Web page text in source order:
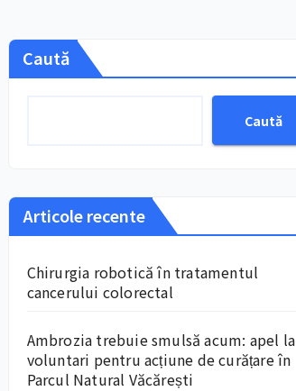
Caută
Caută
Articole recente
Chirurgia robotică în tratamentul
cancerului colorectal
Ambrozia trebuie smulsă acum: apel la
voluntari pentru acțiune de curățare în
Parcul Natural Văcărești